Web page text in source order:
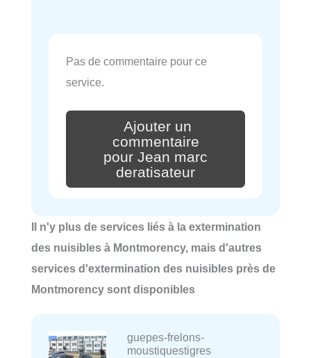
Pas de commentaire pour ce
service.
Ajouter un
commentaire
pour Jean marc
deratisateur
Il n'y plus de services liés à la extermination
des nuisibles à Montmorency, mais d'autres
services d'extermination des nuisibles près de
Montmorency sont disponibles
guepes-frelons-
moustiquestigres